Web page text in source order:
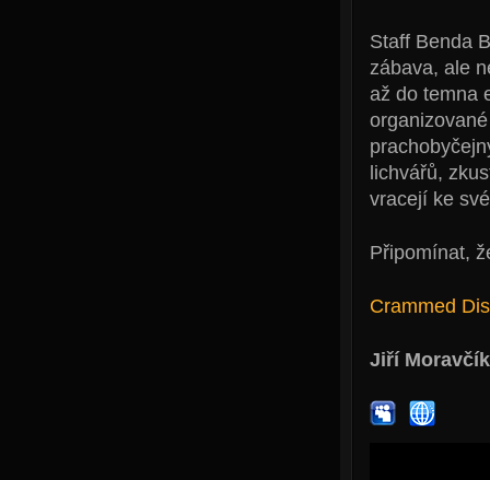
Staff Benda
zábava, ale
až do temna
lichvářů,
vracejí ke
Připomínat,
Crammed
Jiří Moravčík